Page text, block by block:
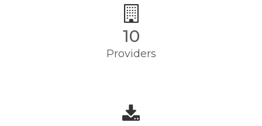
10
Providers